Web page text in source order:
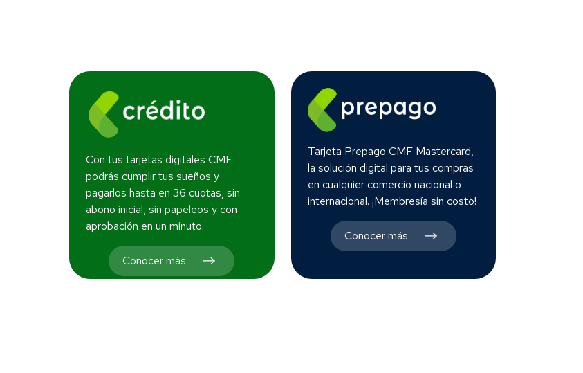
Con tus tarjetas digitales CMF
podrás cumplir tus sueños y
pagarlos hasta en 36 cuotas, sin
abono inicial, sin papeleos y con
aprobación en un minuto.
Conocer más
Tarjeta Prepago CMF Mastercard,
la solución digital para tus compras
en cualquier comercio nacional o
internacional. ¡Membresía sin costo!
Conocer más